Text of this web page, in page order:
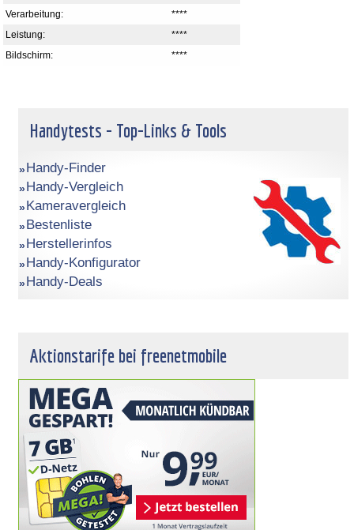
****
Verarbeitung:
****
Leistung:
****
Bildschirm:
Handytests - Top-Links & Tools
Handy-Finder
Handy-Vergleich
Kameravergleich
Bestenliste
Herstellerinfos
Handy-Konfigurator
Handy-Deals
Aktionstarife bei freenetmobile